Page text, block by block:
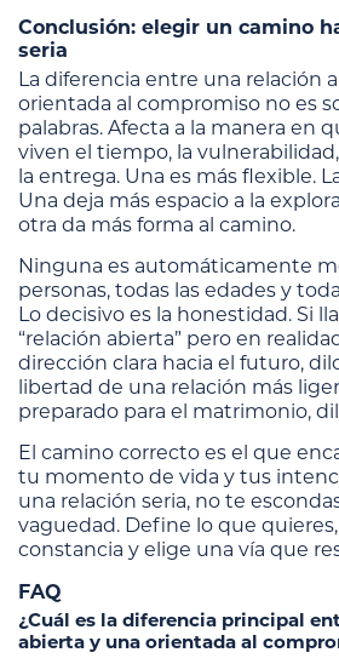
Conclusión: elegir un camino
seria
La diferencia entre una relación
orientada al compromiso no es
palabras. Afecta a la manera en
viven el tiempo, la
la entrega. Una es más flexible.
Una deja más espacio a la
otra da más forma al camino.
Ninguna es automáticamente
personas, todas las edades y
Lo decisivo es la honestidad. Si
“relación abierta” pero en
dirección clara hacia el futuro,
libertad de una relación más
preparado para el matrimonio,
El camino correcto es el que
tu momento de vida y tus
una relación seria, no te
vaguedad. Define lo que
constancia y elige una vía que
FAQ
¿Cuál es la diferencia principal
abierta y una orientada al